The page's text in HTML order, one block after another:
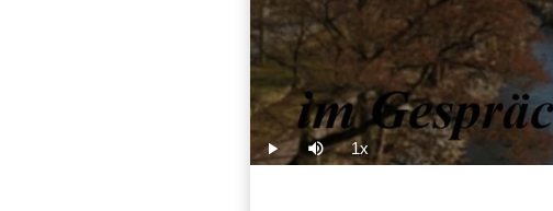
Play Mute 1xPlayback
Rate